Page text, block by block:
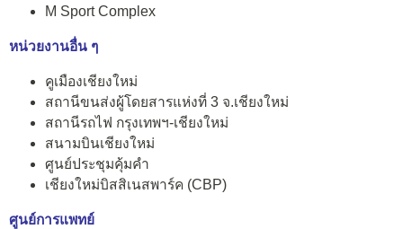
M Sport Complex
หน่วยงานอื่น ๆ
คูเมืองเชียงใหม่
สถานีขนส่งผู้โดยสารแห่งที่ 3 จ.เชียงใหม่
สถานีรถไฟ กรุงเทพฯ-เชียงใหม่
สนามบินเชียงใหม่
ศูนย์ประชุมคุ้มคำ
เชียงใหม่บิสสิเนสพาร์ค (CBP)
ศูนย์การแพทย์